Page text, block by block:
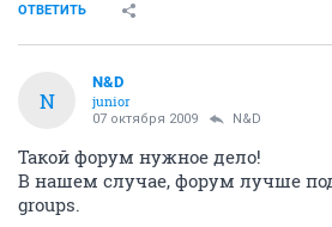
ОТВЕТИТЬ
N
N&D
junior
07 октября 2009 N&D
Такой форум нужное дело!
В нашем случае, форум лучше
groups.